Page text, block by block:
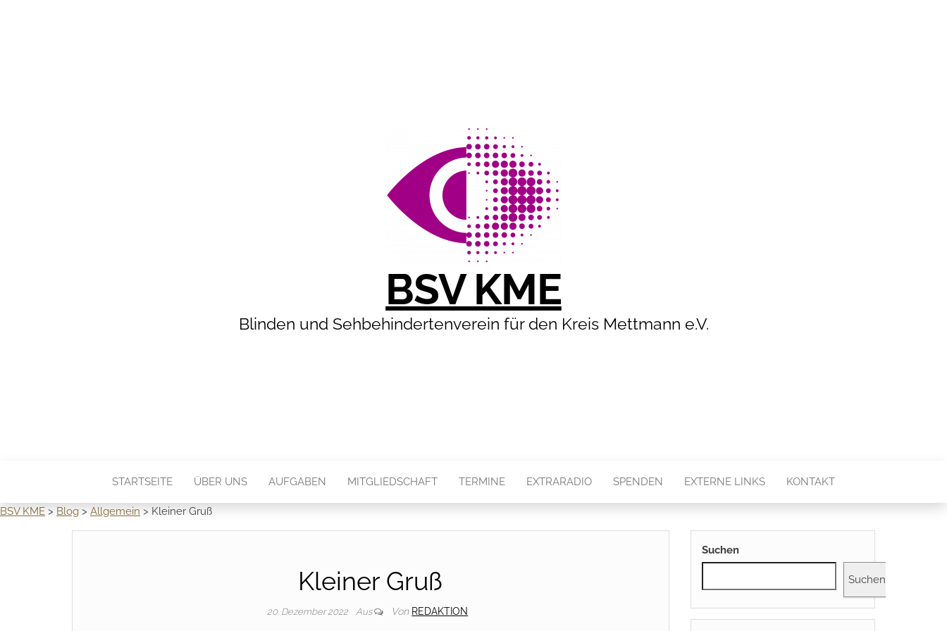
BSV KME
Blinden und Sehbehindertenverein für den Kreis Mettmann e.V.
STARTSEITE ÜBER UNS AUFGABEN MITGLIEDSCHAFT TERMINE EXTRARADIO SPENDEN EXTERNE LINKS KONTAKT
BSV KME > Blog > Allgemein > Kleiner Gruß
Kleiner Gruß
20. Dezember 2022 Aus Von REDAKTION
Suchen
Suchen